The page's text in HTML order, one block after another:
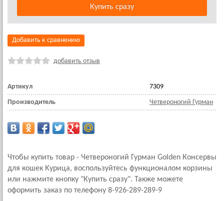
Добавить к сравнению
добавить отзыв
Артикул 7309
Производитель Четвероногий Гурман
Чтобы купить товар - Четвероногий Гурман Golden Консервы
для кошек Курица, воспользуйтесь функционалом корзины
или нажмите кнопку "Купить сразу". Также можете
оформить заказ по телефону 8-926-289-289-9